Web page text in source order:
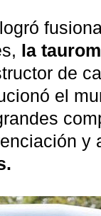
logró
la
de
el
y